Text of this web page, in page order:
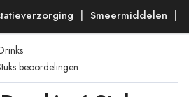
Smeermiddelen
beoordelingen